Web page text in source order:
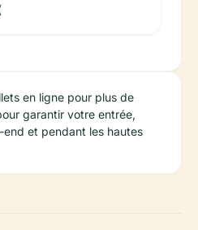
en ligne pour plus de
garantir votre entrée,
end et pendant les hautes